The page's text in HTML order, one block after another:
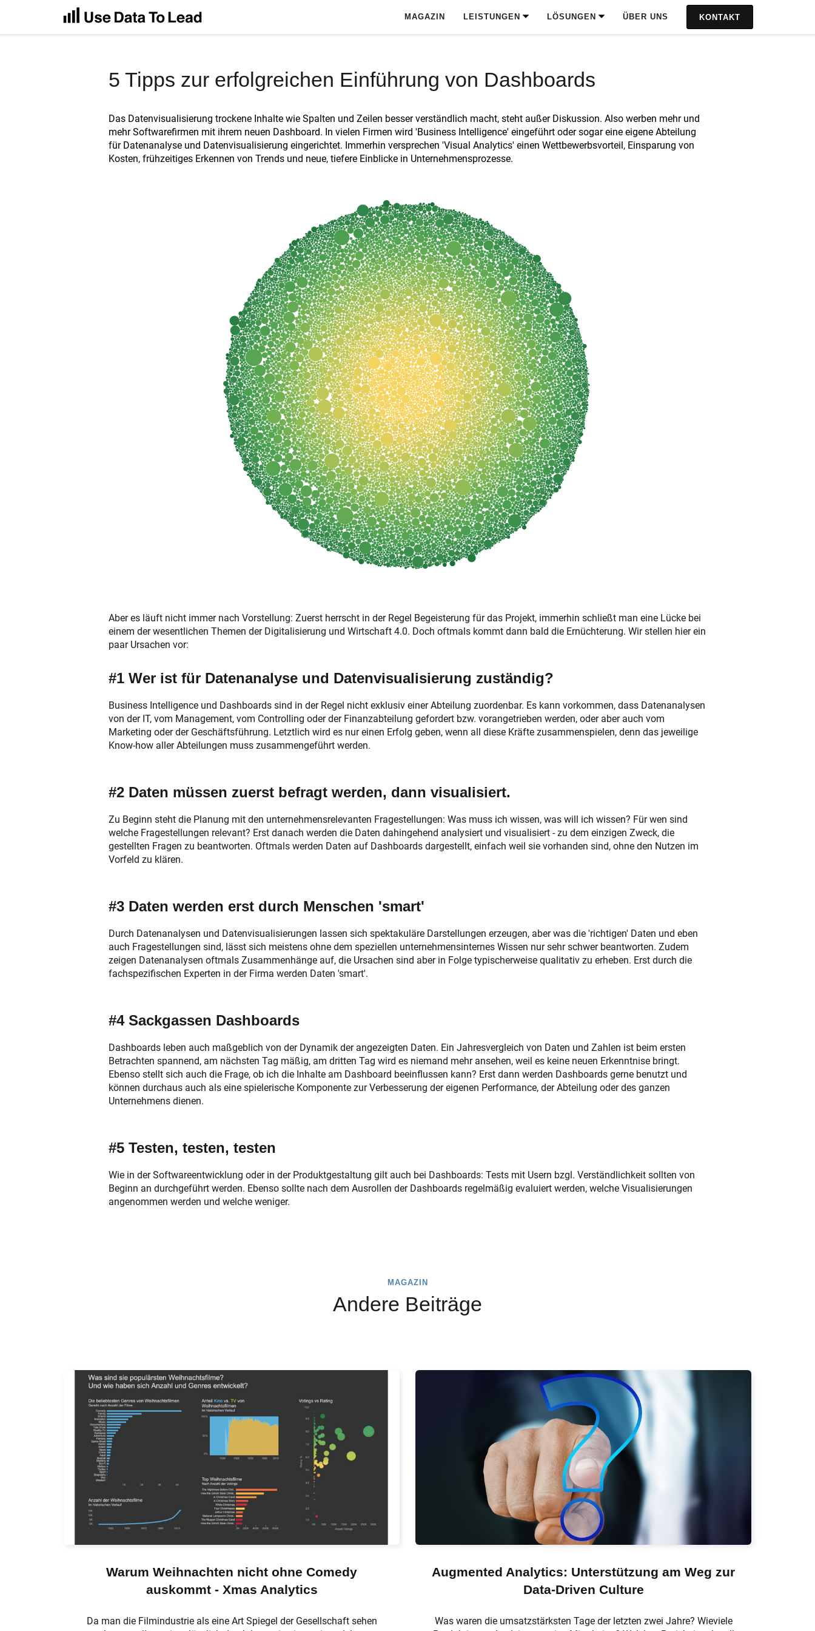
MAGAZIN LEISTUNGEN LÖSUNGEN ÜBER UNS KONTAKT
5 Tipps zur erfolgreichen Einführung von Dashboards
Das Datenvisualisierung trockene Inhalte wie Spalten und Zeilen besser verständlich macht, steht außer Diskussion. Also werben mehr und
mehr Softwarefirmen mit ihrem neuen Dashboard. In vielen Firmen wird 'Business Intelligence' eingeführt oder sogar eine eigene Abteilung
für Datenanalyse und Datenvisualisierung eingerichtet. Immerhin versprechen 'Visual Analytics' einen Wettbewerbsvorteil, Einsparung von
Kosten, frühzeitiges Erkennen von Trends und neue, tiefere Einblicke in Unternehmensprozesse.
Aber es läuft nicht immer nach Vorstellung: Zuerst herrscht in der Regel Begeisterung für das Projekt, immerhin schließt man eine Lücke bei
einem der wesentlichen Themen der Digitalisierung und Wirtschaft 4.0. Doch oftmals kommt dann bald die Ernüchterung. Wir stellen hier ein
paar Ursachen vor:
#1 Wer ist für Datenanalyse und Datenvisualisierung zuständig?
Business Intelligence und Dashboards sind in der Regel nicht exklusiv einer Abteilung zuordenbar. Es kann vorkommen, dass Datenanalysen
von der IT, vom Management, vom Controlling oder der Finanzabteilung gefordert bzw. vorangetrieben werden, oder aber auch vom
Marketing oder der Geschäftsführung. Letztlich wird es nur einen Erfolg geben, wenn all diese Kräfte zusammenspielen, denn das jeweilige
Know-how aller Abteilungen muss zusammengeführt werden.
#2 Daten müssen zuerst befragt werden, dann visualisiert.
Zu Beginn steht die Planung mit den unternehmensrelevanten Fragestellungen: Was muss ich wissen, was will ich wissen? Für wen sind
welche Fragestellungen relevant? Erst danach werden die Daten dahingehend analysiert und visualisiert - zu dem einzigen Zweck, die
gestellten Fragen zu beantworten. Oftmals werden Daten auf Dashboards dargestellt, einfach weil sie vorhanden sind, ohne den Nutzen im
Vorfeld zu klären.
#3 Daten werden erst durch Menschen 'smart'
Durch Datenanalysen und Datenvisualisierungen lassen sich spektakuläre Darstellungen erzeugen, aber was die 'richtigen' Daten und eben
auch Fragestellungen sind, lässt sich meistens ohne dem speziellen unternehmensinternes Wissen nur sehr schwer beantworten. Zudem
zeigen Datenanalysen oftmals Zusammenhänge auf, die Ursachen sind aber in Folge typischerweise qualitativ zu erheben. Erst durch die
fachspezifischen Experten in der Firma werden Daten 'smart'.
#4 Sackgassen Dashboards
Dashboards leben auch maßgeblich von der Dynamik der angezeigten Daten. Ein Jahresvergleich von Daten und Zahlen ist beim ersten
Betrachten spannend, am nächsten Tag mäßig, am dritten Tag wird es niemand mehr ansehen, weil es keine neuen Erkenntnise bringt.
Ebenso stellt sich auch die Frage, ob ich die Inhalte am Dashboard beeinflussen kann? Erst dann werden Dashboards gerne benutzt und
können durchaus auch als eine spielerische Komponente zur Verbesserung der eigenen Performance, der Abteilung oder des ganzen
Unternehmens dienen.
#5 Testen, testen, testen
Wie in der Softwareentwicklung oder in der Produktgestaltung gilt auch bei Dashboards: Tests mit Usern bzgl. Verständlichkeit sollten von
Beginn an durchgeführt werden. Ebenso sollte nach dem Ausrollen der Dashboards regelmäßig evaluiert werden, welche Visualisierungen
angenommen werden und welche weniger.
MAGAZIN
Andere Beiträge
Warum Weihnachten nicht ohne Comedy
auskommt - Xmas Analytics
Da man die Filmindustrie als eine Art Spiegel der Gesellschaft sehen
Augmented Analytics: Unterstützung am Weg zur
Data-Driven Culture
Was waren die umsatzstärksten Tage der letzten zwei Jahre? Wieviele